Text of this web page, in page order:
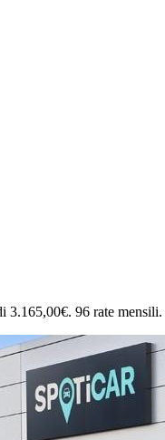
3.165,00€. 96 rate mensili.